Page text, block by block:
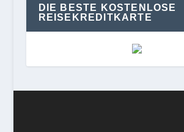
DIE BESTE KOSTENLOSE
REISEKREDITKARTE